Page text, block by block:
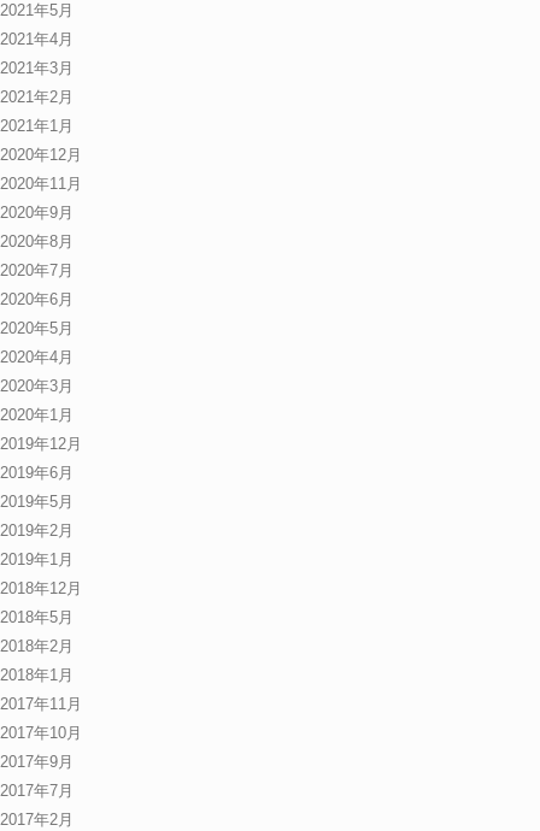
2021年5月
2021年4月
2021年3月
2021年2月
2021年1月
2020年12月
2020年11月
2020年9月
2020年8月
2020年7月
2020年6月
2020年5月
2020年4月
2020年3月
2020年1月
2019年12月
2019年6月
2019年5月
2019年2月
2019年1月
2018年12月
2018年5月
2018年2月
2018年1月
2017年11月
2017年10月
2017年9月
2017年7月
2017年2月